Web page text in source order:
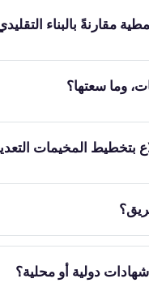
مقارنةً بالبناء
وما سعتها؟
المخيمات
دولية أو محلية؟